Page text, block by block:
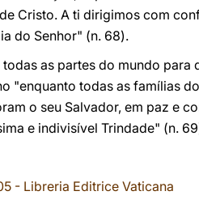
Cristo. A ti dirigimos com
do Senhor" (n. 68).
as partes do mundo para
"enquanto todas as famílias
o seu Salvador, em paz e
e indivisível Trindade" (n.
- Libreria Editrice Vaticana